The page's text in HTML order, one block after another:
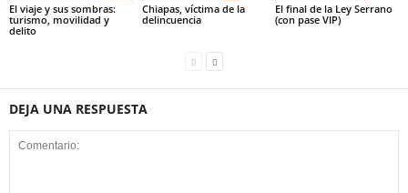
El viaje y sus sombras:
turismo, movilidad y
delito
Chiapas, víctima de la
delincuencia
El final de la Ley Serrano
(con pase VIP)
DEJA UNA RESPUESTA